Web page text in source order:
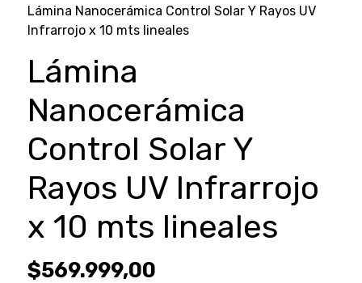
Lámina Nanocerámica Control Solar Y Rayos UV
Infrarrojo x 10 mts lineales
Lámina
Nanocerámica
Control Solar Y
Rayos UV Infrarrojo
x 10 mts lineales
$569.999,00